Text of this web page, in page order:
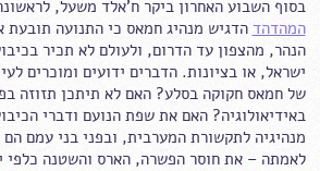
בסוף השבוע האחרון ביקר ח'אלד משעל,
המהדהד הדגיש מנהיג חמאס כי התנועה תובעת
הנהר, מהצפון עד הדרום, ולעולם לא תכיר
ישראל, או בציונות. הדברים ידועים ומוכרים
של חמאס חקוקה בסלע? האם לא תיתכן תזוזה
באידיאולוגיה? האם את שפת הנועם ודברי
מנהיגיה לתקשורת המערבית, ובפני בני עמם
לאמתה – את חוסר הפשרה, הארס והשטנה כלפי